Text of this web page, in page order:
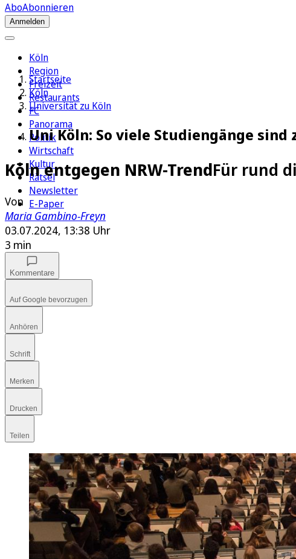
AboAbonnieren
Anmelden
Köln
Region
Freizeit
Restaurants
FC
Panorama
Politik
Wirtschaft
Kultur
Rätsel
Newsletter
E-Paper
Startseite
Köln
Universität zu Köln
Uni Köln: So viele Studiengänge
Köln entgegen NRW-TrendFür rund
Von
Maria Gambino-Freyn
03.07.2024, 13:38 Uhr
3 min
Kommentare
Auf Google bevorzugen
Anhören
Schrift
Merken
Drucken
Teilen